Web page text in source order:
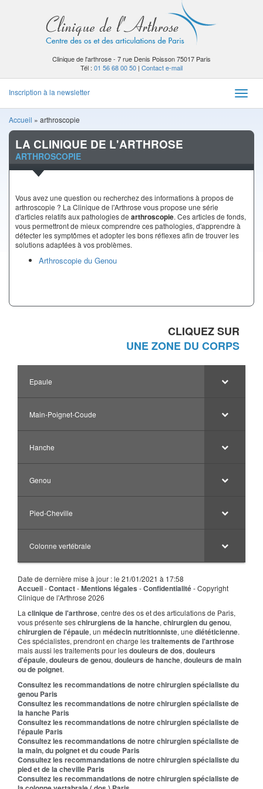
Clinique de l'arthrose - 7 rue Denis Poisson 75017 Paris
Tél : 01 56 68 00 50 | Contact e-mail
Inscription à la newsletter
Toggle
Accueil » arthroscopie
LA CLINIQUE DE L'ARTHROSE
ARTHROSCOPIE
Vous avez une question ou recherchez des informations à propos de
arthroscopie ? La Clinique de l'Arthrose vous propose une série
d'articles relatifs aux pathologies de arthroscopie. Ces articles de fonds,
vous permettront de mieux comprendre ces pathologies, d'apprendre à
détecter les symptômes et adopter les bons réflexes afin de trouver les
solutions adaptées à vos problèmes.
Arthroscopie du Genou
CLIQUEZ SUR
UNE ZONE DU CORPS
Epaule
Main-Poignet-Coude
Hanche
Genou
Pied-Cheville
Colonne vertébrale
Date de dernière mise à jour : le 21/01/2021 à 17:58
Accueil-Contact-Mentions légales -Confidentialité- Copyright
Clinique de l'Arthrose 2026
La clinique de l'arthrose, centre des os et des articulations de Paris,
vous présente seschirurgiens de la hanche, chirurgien du genou,
chirurgien de l'épaule, un médecin nutritionniste, une diététicienne.
Ces spécialistes, prendront en charge lestraitements de l'arthrose
mais aussi les traitements pour lesdouleurs de dos, douleurs
d'épaule, douleurs de genou, douleurs de hanche, douleurs de main
ou de poignet.
Consultez les recommandations de notre chirurgien spécialiste du
genou Paris
Consultez les recommandations de notre chirurgien spécialiste de
la hanche Paris
Consultez les recommandations de notre chirurgien spécialiste de
l'épaule Paris
Consultez les recommandations de notre chirurgien spécialiste de
la main, du poignet et du coude Paris
Consultez les recommandations de notre chirurgien spécialiste du
pied et de la cheville Paris
Consultez les recommandations de notre chirurgien spécialiste de